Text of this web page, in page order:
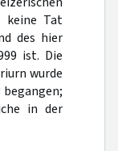
keine Tat
des hier
ist. Die
wurde
in der